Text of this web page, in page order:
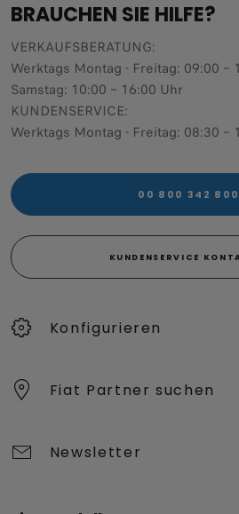
BRAUCHEN SIE HILFE?
VERKAUFSBERATUNG​:
Werktags Montag - Freitag: 09:00 –
Samstag: 10:00 – 16:00 Uhr
KUNDENSERVICE:
Werktags Montag - Freitag: 08:30 –
00 800 342
KUNDENSERVICE
Konfigurieren​
Fiat Partner suchen
Newsletter